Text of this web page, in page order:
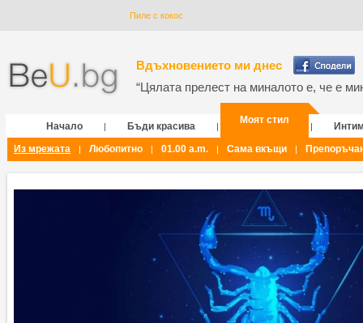
Пиле с кокос
Вдъхновението ми днес
“Цялата прелест на миналото е, че е
Начало | Бъди красива |
Моят стил
|
Из мрежата
| Любопитно | 01.00 a.m. | Сама вкъщи |